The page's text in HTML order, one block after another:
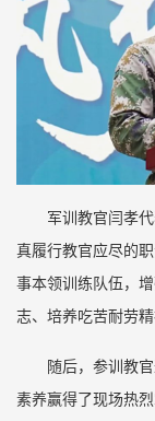
军训教官闫孝
真履行教官应尽的
事本领训练队伍，
志、培养吃苦耐劳
随后，参训教
素养赢得了现场热烈